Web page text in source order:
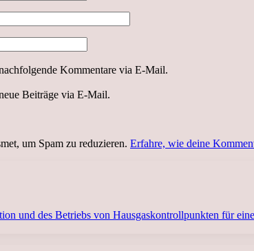
Kommentare via E-Mail.
Beiträge via E-Mail.
um Spam zu reduzieren. Erfahre, wie deine
und des Betriebs von Hausgaskontrollpunkten für